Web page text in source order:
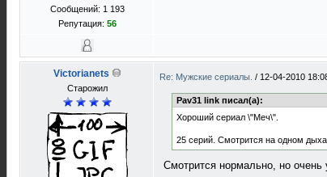
Сообщений: 1 193
Репутация: 56
Victorianets
Старожил
Re: Мужские сериалы. / 12-04-2010
Pav31 link писал(а):
Хороший сериал \"Меч\".
25 серий. Смотрится на одном
Смотрится нормально, но очень